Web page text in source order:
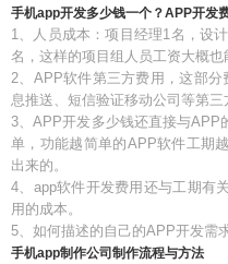
手机app开发多少钱一个？APP开发
1、人员成本：项目经理1名，设
名，这样的项目组人员工资大概也
2、APP软件第三方费用，这部
息推送、短信验证移动公司等第三
3、APP开发多少钱还直接与APP
单，功能越简单的APP软件工期
出来的。
4、app软件开发费用还与工期有
用的成本。
5、如何描述的自己的APP开发需
手机app制作公司制作流程与方法